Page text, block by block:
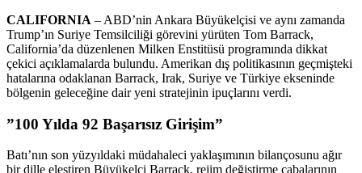
CALIFORNIA – ABD’nin Ankara Büyükelçisi ve aynı zamanda
Trump’ın Suriye Temsilciliği görevini yürüten Tom Barrack,
California’da düzenlenen Milken Enstitüsü programında dikkat
çekici açıklamalarda bulundu. Amerikan dış politikasının geçmişteki
hatalarına odaklanan Barrack, Irak, Suriye ve Türkiye ekseninde
bölgenin geleceğine dair yeni stratejinin ipuçlarını verdi.
​”100 Yılda 92 Başarısız Girişim”
​Batı’nın son yüzyıldaki müdahaleci yaklaşımının bilançosunu ağır
bir dille eleştiren Büyükelçi Barrack, rejim değiştirme çabalarının